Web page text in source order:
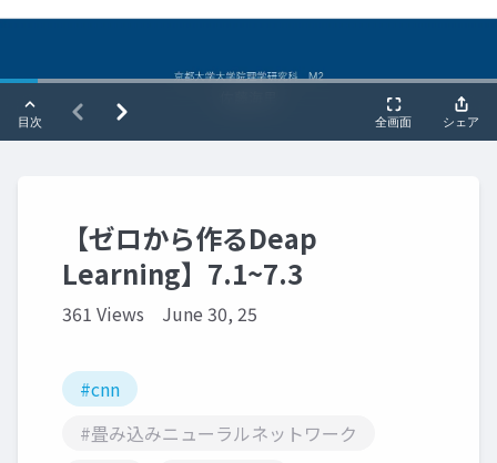
【ゼロから作るDeap
Learning】7.1~7.3
361 Views June 30, 25
#cnn
#畳み込みニューラルネットワーク